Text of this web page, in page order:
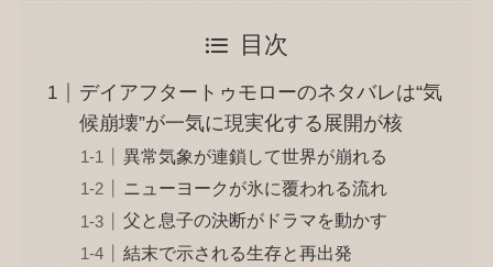
目次
デイアフタートゥモローのネタバレは“気
候崩壊”が一気に現実化する展開が核
異常気象が連鎖して世界が崩れる
ニューヨークが氷に覆われる流れ
父と息子の決断がドラマを動かす
結末で示される生存と再出発